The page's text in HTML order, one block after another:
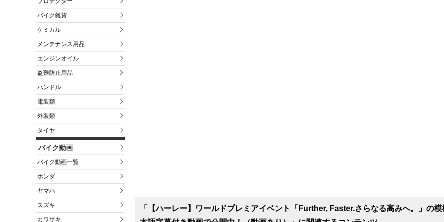
バイク雑貨
ケミカル
メンテナンス用品
エンジンオイル
盗難防止用品
ハンドル
電装類
外装類
タイヤ
バイク動画
バイク動画一覧
ホンダ
ヤマハ
スズキ
カワサキ
「【ハーレー】ワールドプレミアイベント「Further, Faster.さらなる高みへ。」の模